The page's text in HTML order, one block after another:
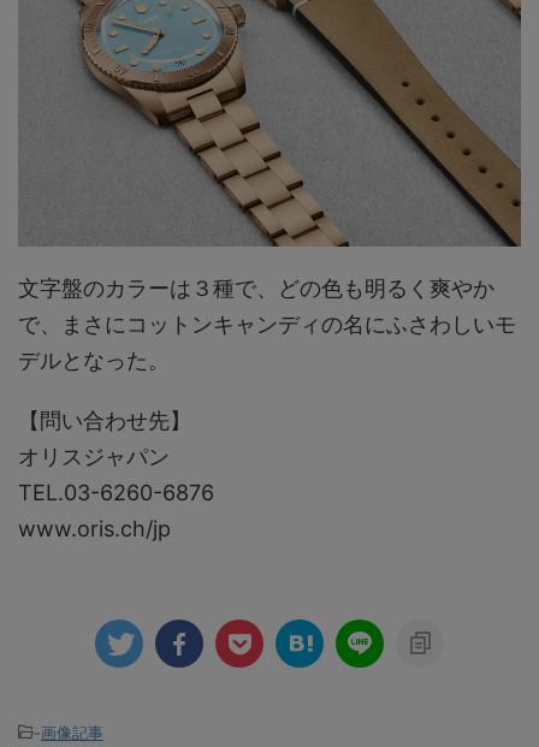
文字盤のカラーは３種で、どの色も明るく爽やか
で、まさにコットンキャンディの名にふさわしいモ
デルとなった。
【問い合わせ先】
オリスジャパン
TEL.03-6260-6876
www.oris.ch/jp
-画像記事